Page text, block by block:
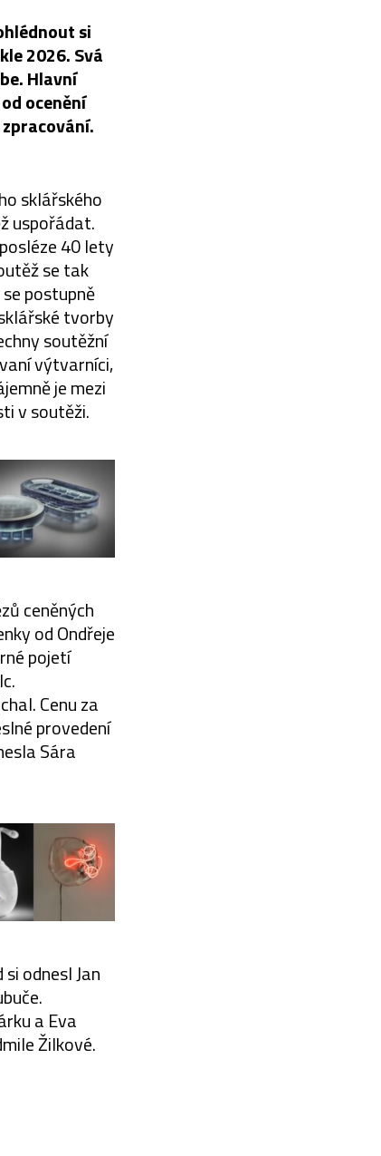
si
2026. Svá
Hlavní
ocenění
sklářského
uspořádat.
40 lety
se tak
postupně
tvorby
soutěžní
výtvarníci,
je mezi
v soutěži.
ceněných
od Ondřeje
pojetí
Cenu za
provedení
Sára
odnesl Jan
a Eva
Žilkové.